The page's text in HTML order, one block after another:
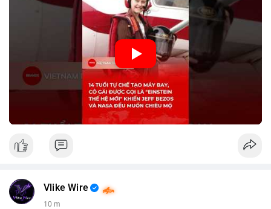
không chỉ thể hiện khả năng học tập nhanh chóng mà còn thể
hiện tiềm năng của thế hệ trẻ trong lĩnh vực công nghệ. Mặc dù
chưa liên quan trực tiếp đến tài chính hoặc crypto, sự phát
triển của công nghệ mới thường tạo cơ hội đầu tư hoặc ứng
dụng trong các lĩnh vực số hóa.
🎥 Xem video trực tiếp tại:
Nguồn: KIEN THUC KINH TE
Vlike Wire
10 m